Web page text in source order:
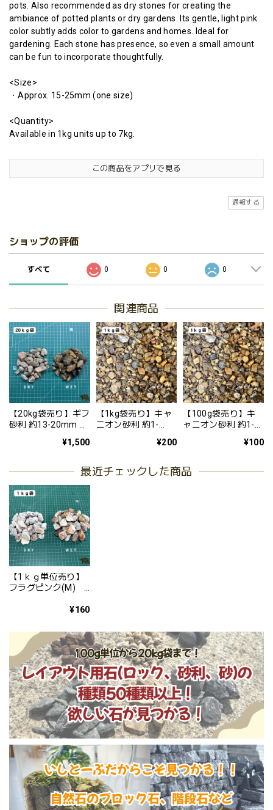
pots. Also recommended as dry stones for creating the
ambiance of potted plants or dry gardens. Its gentle, light pink
color subtly adds color to gardens and homes. Ideal for
gardening. Each stone has presence, so even a small amount
can be fun to incorporate thoughtfully.
<Size>
・Approx. 15-25mm (one size)
<Quantity>
Available in 1kg units up to 7kg.
この商品をアプリで見る
通報する
ショップの評価
すべて 0 0 0
関連商品
【20kg袋売り】ギフ
砂利 約13-20mm 砂
から アメリカ風 か
¥1,500
【1kg袋売り】キャ
ニオン砂利 約1-
利 少量 少ない単位
っこいい アガベ
¥200
【100g袋売り】キ
ャニオン砂利 約1-
利 少量 少ない単位
っこいい アガベ
¥100
最近チェックした商品
【1ｋｇ単位売り】
フラグピンク(M)
位から かわいい
¥160